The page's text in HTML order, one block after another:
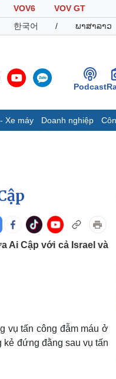
VOV6
VOV GT
한국어 / ພາສາລາວ
Podcast
Xe máy Doanh nghiệp
Doanh
Thông
Doanh
Doanh
Vì cộng
Du lịch
Tư vấn
Ai Cập với cả Israel và
vụ tấn công đẫm máu ở
kẻ đứng đằng sau vụ tấn